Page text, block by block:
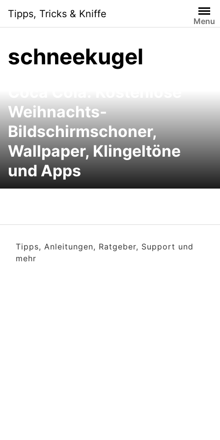
content
Tipps, Tricks & Kniffe
Menu
schneekugel
Weihnachts-
Bildschirmschoner,
Wallpaper, Klingeltöne
und Apps
Tipps, Anleitungen, Ratgeber, Support und
mehr